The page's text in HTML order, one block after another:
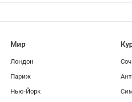
Мир
Лондон
Париж
Нью-Йорк